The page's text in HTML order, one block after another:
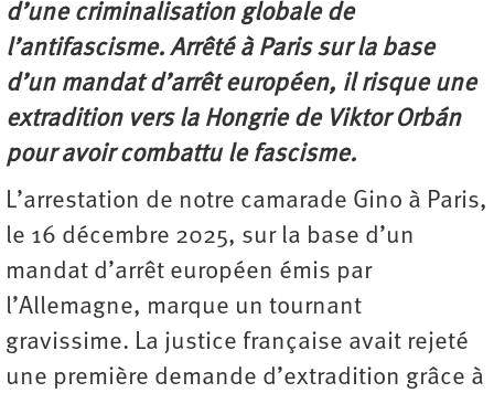
d’une criminalisation globale de
l’antifascisme. Arrêté à Paris sur la base
d’un mandat d’arrêt européen, il risque une
extradition vers la Hongrie de Viktor Orbán
pour avoir combattu le fascisme.
L’arrestation de notre camarade Gino à Paris,
le 16 décembre 2025, sur la base d’un
mandat d’arrêt européen émis par
l’Allemagne, marque un tournant
gravissime. La justice française avait rejeté
une première demande d’extradition grâce à